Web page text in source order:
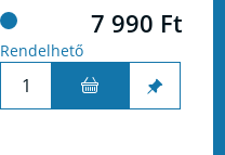
7 990 Ft
Rendelhető